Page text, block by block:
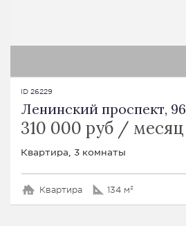
ID 26229
Ленинский проспект, 96
310 000 руб / месяц
Квартира, 3 комнаты
Квартира 134 м²